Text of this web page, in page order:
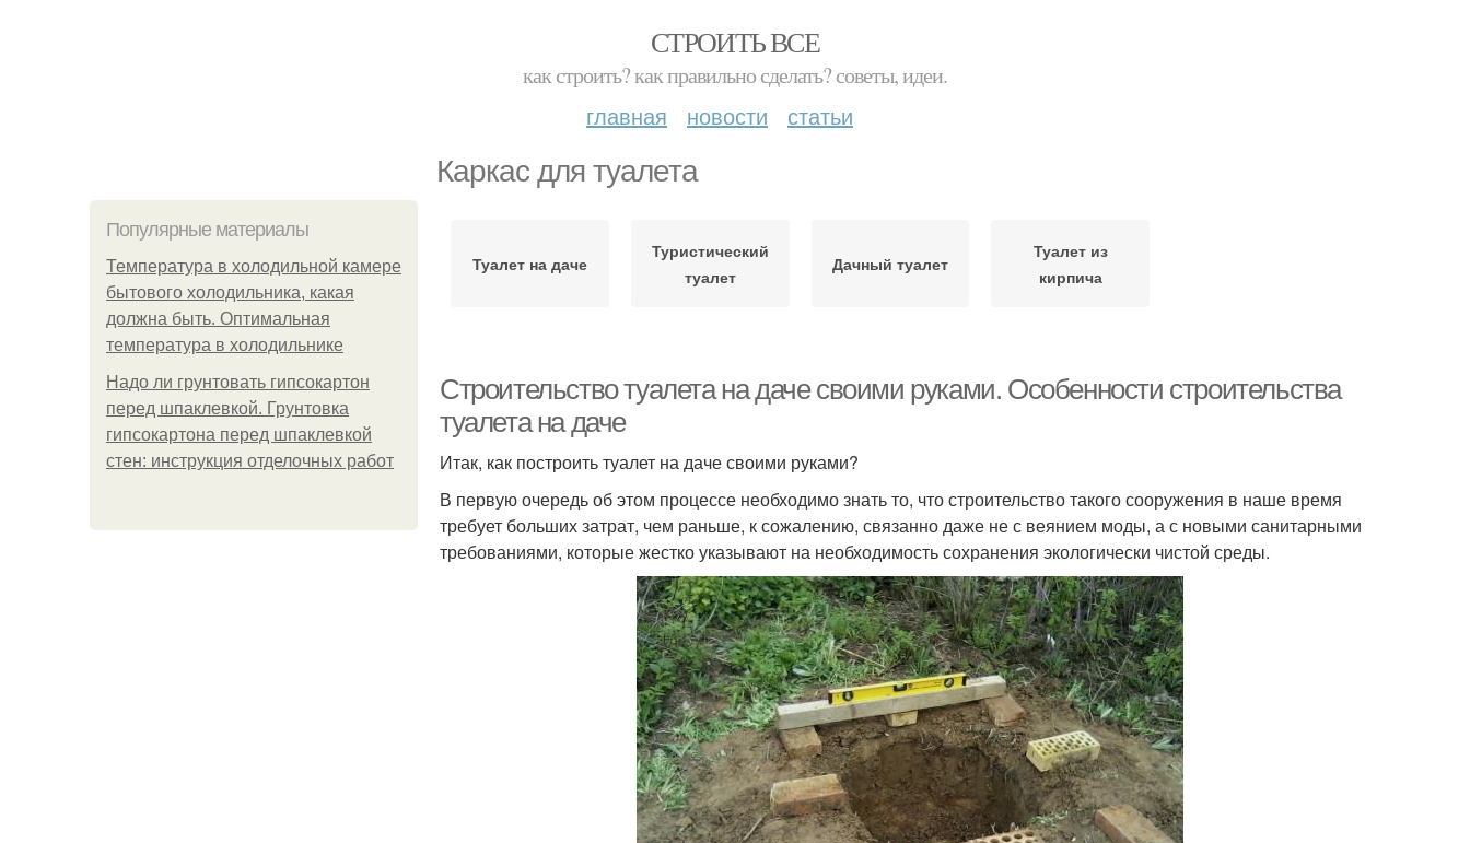
СТРОИТЬ ВСЕ
как строить? как правильно сделать? советы, идеи.
главная новости статьи
Каркас для туалета
Популярные материалы
Температура в холодильной камере
бытового холодильника, какая
должна быть. Оптимальная
температура в холодильнике
Надо ли грунтовать гипсокартон
перед шпаклевкой. Грунтовка
гипсокартона перед шпаклевкой
стен: инструкция отделочных работ
Туалет на даче
Туристический
туалет
Дачный туалет
Туалет из
кирпича
Строительство туалета на даче своими руками. Особенности строительства
туалета на даче
Итак, как построить туалет на даче своими руками?
В первую очередь об этом процессе необходимо знать то, что строительство такого сооружения в наше время
требует больших затрат, чем раньше, к сожалению, связанно даже не с веянием моды, а с новыми санитарными
требованиями, которые жестко указывают на необходимость сохранения экологически чистой среды.